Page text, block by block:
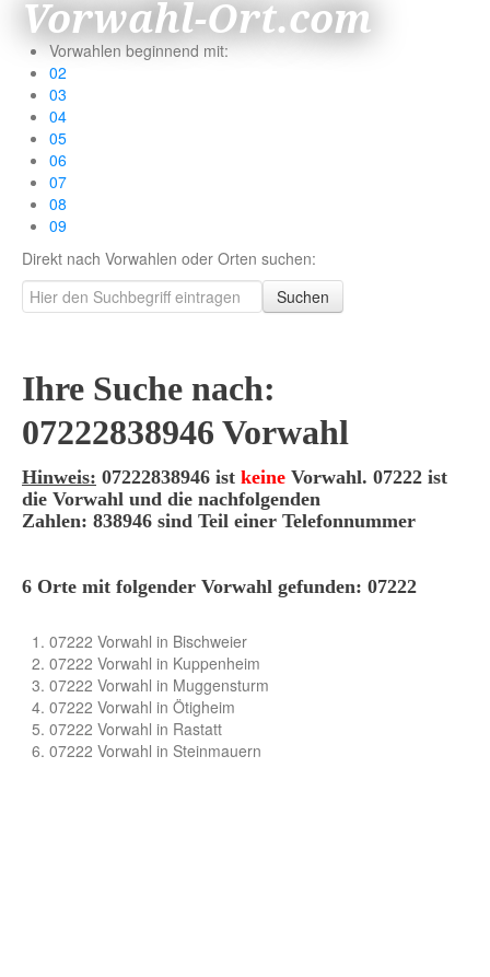
Vorwahl-Ort.com
Vorwahlen beginnend mit:
02
03
04
05
06
07
08
09
Direkt nach Vorwahlen oder Orten suchen:
Suchen
Ihre Suche nach:
07222838946 Vorwahl
Hinweis: 07222838946 ist keine Vorwahl. 07222 ist
die Vorwahl und die nachfolgenden
Zahlen: 838946 sind Teil einer Telefonnummer
6 Orte mit folgender Vorwahl gefunden: 07222
07222 Vorwahl in Bischweier
07222 Vorwahl in Kuppenheim
07222 Vorwahl in Muggensturm
07222 Vorwahl in Ötigheim
07222 Vorwahl in Rastatt
07222 Vorwahl in Steinmauern